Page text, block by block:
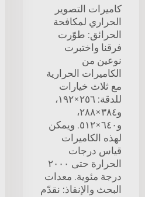
كاميرات التصوير
الحراري لمكافحة
الحرائق: طوّرت
فرقنا واختبرت
نوعين من
الكاميرات الحرارية
مع ثلاث خيارات
للدقة: ٢٥٦×١٩٢،
و٣٨٤×٢٨٨،
و٦٤٠×٥١٢. ويمكن
لهذه الكاميرات
قياس درجات
الحرارة حتى ٢٠٠٠
درجة مئوية. معدات
البحث والإنقاذ: نقدّم